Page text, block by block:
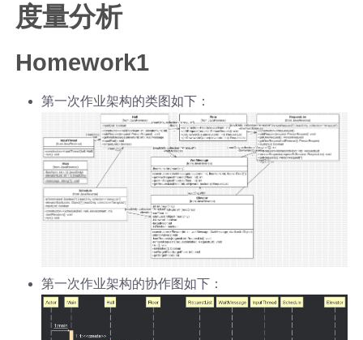
度量分析
Homework1
第一次作业架构的类图如下：
第一次作业架构的协作图如下：